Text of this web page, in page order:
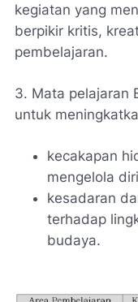
kegiatan yang
berpikir kritis,
pembelajaran.
3. Mata pelajaran
untuk
kecakapan
mengelola
kesadaran
terhadap
budaya.